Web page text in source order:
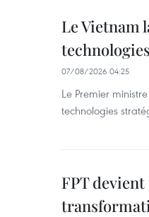
Le Vietnam
07/08/2026 04:25
Le Premier
technologies
FPT